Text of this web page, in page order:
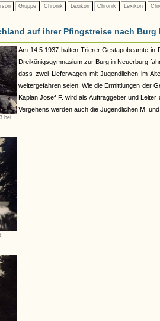
Gruppe Chronik Lexikon Chronik Lexikon
auf ihrer Pfingstreise nach Burg
bei
Am 14.5.1937 halten Trierer Gestapobeamte
Dreikönigsgymnasium zur Burg in Neuerburg
dass zwei Lieferwagen mit Jugendlichen im
weitergefahren seien. Wie die Ermittlungen der
Kaplan Josef F. wird als Auftraggeber und
Vergehens werden auch die Jugendlichen M.